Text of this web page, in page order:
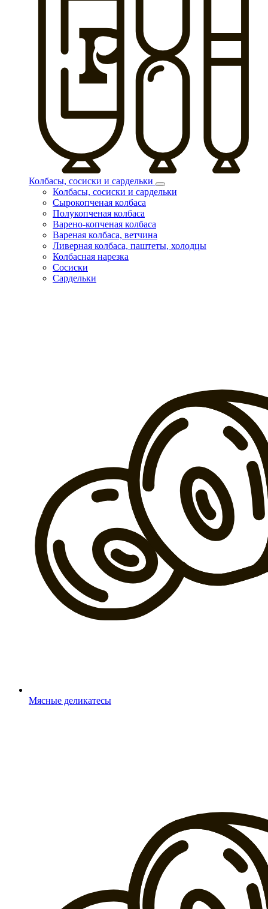
Колбасы, сосиски и сардельки
Колбасы, сосиски и сардельки
Сырокопченая колбаса
Полукопченая колбаса
Варено-копченая колбаса
Вареная колбаса, ветчина
Ливерная колбаса, паштеты, холодцы
Колбасная нарезка
Сосиски
Сардельки
Мясные деликатесы